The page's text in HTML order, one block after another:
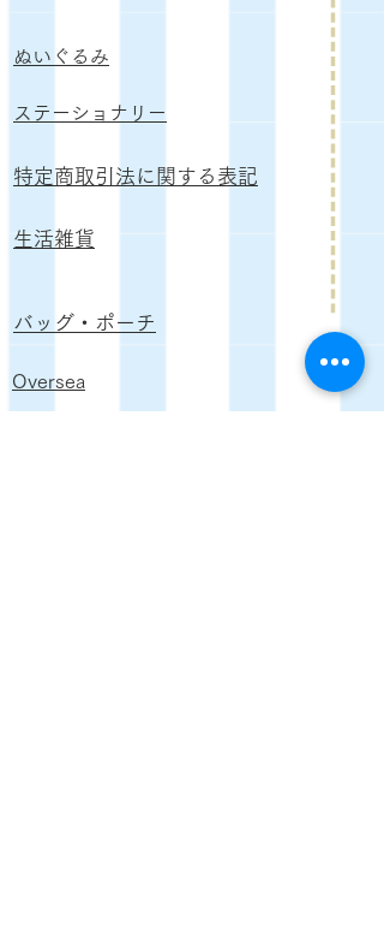
ぬいぐるみ
​ステーショナリー
特定商取引法に関する表記
生活雑貨
バッグ・ポーチ
Oversea